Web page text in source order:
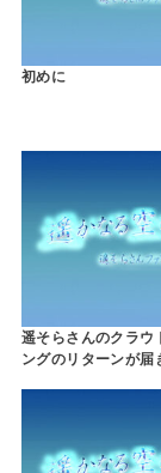
初めに
遥そらさんのクラウ
ングのリターンが届